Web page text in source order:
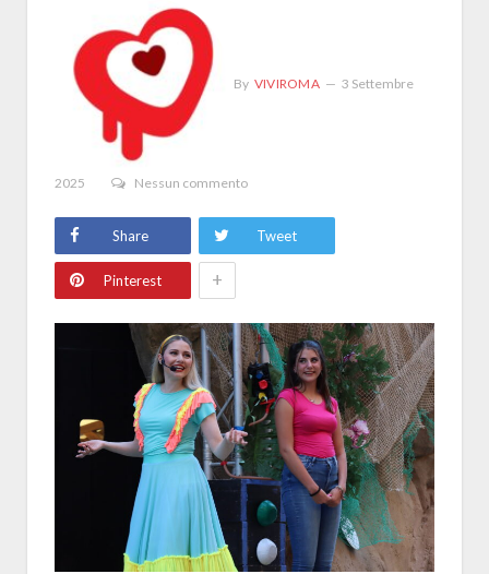
By VIVIROMA 3 Settembre
2025 Nessun commento
Share Tweet
Pinterest +